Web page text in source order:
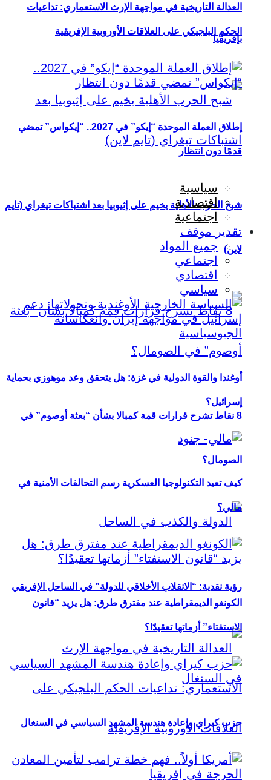
بإفريقيا
شبح الحرب الأهلية يخيم على إثيوبيا بعد اشتباكات تيغراي (تايم
لاين)
8 نقاط تشرح قرارات قمة كمبالا بشأن “بعثة أوصوم” في
الصومال؟
رؤية نقدية: “الانقلاب الأخلاقي للدولة” في الساحل الإفريقي
العدالة التاريخية في مواجهة الإرث الاستعماري: تداعيات
الحكم البلجيكي على العلاقات الأوروبية الإفريقية
إطلاق العملة الموحدة “إيكو” في 2027.. “إيكواس” تمضي
قدمًا دون انتظار
سياسية
اقتصادية
اجتماعية
تقدير موقف
جميع المواد
اجتماعي
اقتصادي
سياسي
أوغندا والقوة الدولية في غزة: هل يتحقق وعد موهوزي بحماية
إسرائيل؟
كيف تعيد التكنولوجيا العسكرية رسم التحالفات الأمنية في
مالي؟
الكونغو الديمقراطية عند مفترق طرق: هل يزيد “قانون
الاستفتاء” أزماتها تعقيدًا؟
حزب كيراي وإعادة هندسة المشهد السياسي في السنغال